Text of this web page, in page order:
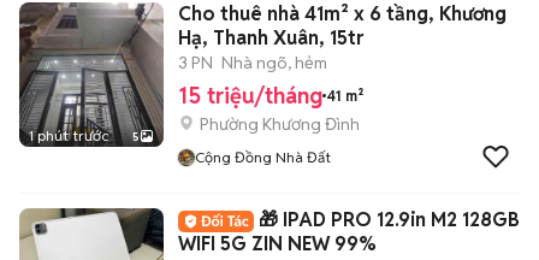
1 phút trước 5
Cho thuê nhà 41m² x 6 tầng, Khương
Hạ, Thanh Xuân, 15tr
3 PN Nhà ngõ, hẻm
15 triệu/tháng 41 m²
Phường Khương Đình
Cộng Đồng Nhà Đất
🎁 IPAD PRO 12.9in M2 128GB
WIFI 5G ZIN NEW 99%